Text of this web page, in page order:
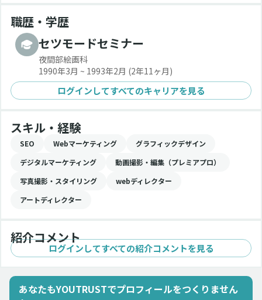
職歴・学歴
セツモードセミナー
夜間部絵画科
1990年3月 ~ 1993年2月 (2年11ヶ月)
ログインしてすべてのキャリアを見る
スキル・経験
SEO Webマーケティング
グラフィックデザイン
デジタルマーケティング
動画撮影・編集（プレミアプロ）
写真撮影・スタイリング
webディレクター
アートディレクター
紹介コメント
ログインしてすべての紹介コメントを見る
あなたもYOUTRUSTでプロフィールをつくりません